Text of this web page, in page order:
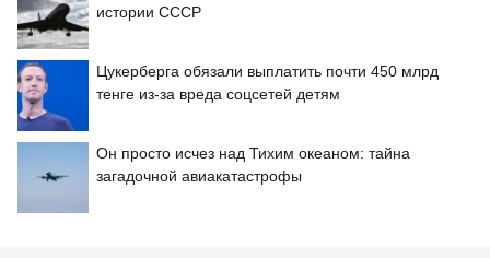
истории СССР
Цукерберга обязали выплатить почти 450 млрд
тенге из-за вреда соцсетей детям
Он просто исчез над Тихим океаном: тайна
загадочной авиакатастрофы